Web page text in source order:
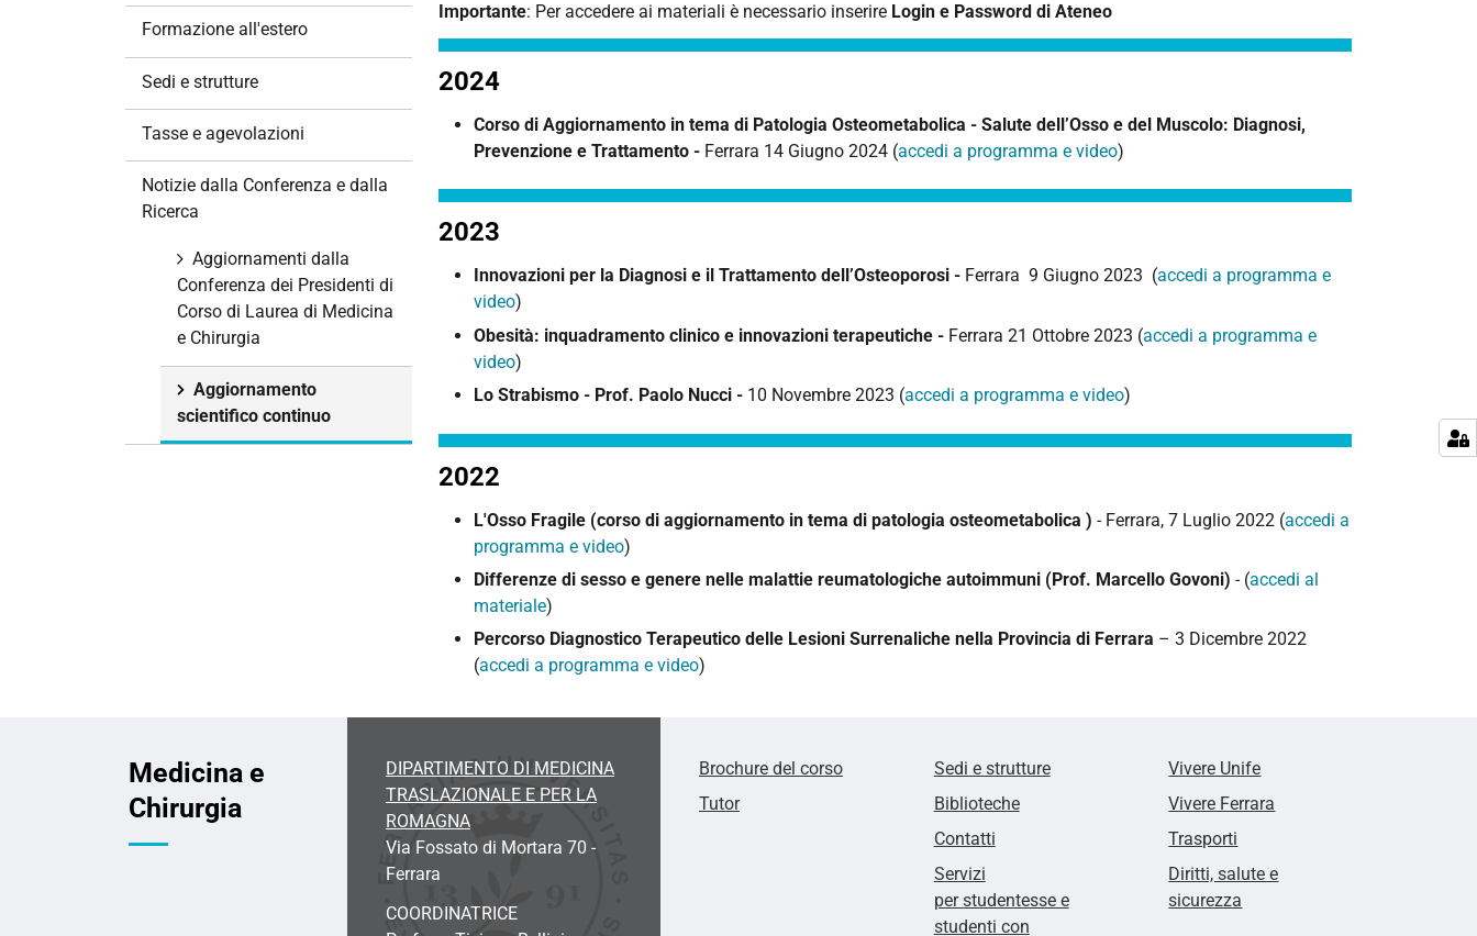
Importante: Per accedere ai materiali è necessario inserire Login e Password di Ateneo
2024
Corso di Aggiornamento in tema di Patologia Osteometabolica - Salute dell’Osso e del Muscolo: Diagnosi,
Prevenzione e Trattamento - Ferrara 14 Giugno 2024 (accedi a programma e video)
2023
Innovazioni per la Diagnosi e il Trattamento dell’Osteoporosi - Ferrara 9 Giugno 2023 (accedi a programma e
video)
Obesità: inquadramento clinico e innovazioni terapeutiche - Ferrara 21 Ottobre 2023 (accedi a programma e
video)
Lo Strabismo - Prof. Paolo Nucci - 10 Novembre 2023 (accedi a programma e video)
2022
L'Osso Fragile (corso di aggiornamento in tema di patologia osteometabolica ) - Ferrara, 7 Luglio 2022 (accedi a
programma e video)
Differenze di sesso e genere nelle malattie reumatologiche autoimmuni (Prof. Marcello Govoni) - (accedi al
materiale)
Percorso Diagnostico Terapeutico delle Lesioni Surrenaliche nella Provincia di Ferrara – 3 Dicembre 2022
(accedi a programma e video)
Formazione all'estero
Sedi e strutture
Tasse e agevolazioni
Notizie dalla Conferenza e dalla
Ricerca
Aggiornamenti dalla
Conferenza dei Presidenti di
Corso di Laurea di Medicina
e Chirurgia
Aggiornamento
scientifico continuo
Medicina e
Chirurgia
DIPARTIMENTO DI MEDICINA
TRASLAZIONALE E PER LA
ROMAGNA
Via Fossato di Mortara 70 -
Ferrara
COORDINATRICE
Brochure del corso
Tutor
Sedi e strutture
Biblioteche
Contatti
Servizi
per studentesse e
studenti con
Vivere Unife
Vivere Ferrara
Trasporti
Diritti, salute e
sicurezza